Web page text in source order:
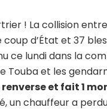
! La collision
d’État et 37
ce lundi dans la
Touba et les
et fait 1
un chauffeur a